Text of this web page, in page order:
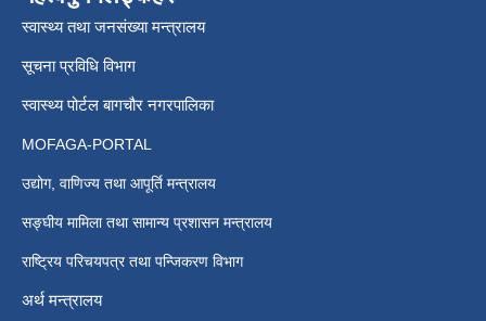
स्वास्थ्य तथा जनसंख्या मन्त्रालय
सूचना प्रविधि विभाग
स्वास्थ्य पोर्टल बागचौर नगरपालिका
MOFAGA-PORTAL
उद्योग, वाणिज्य तथा आपूर्ति मन्त्रालय
सङ्घीय मामिला तथा सामान्य प्रशासन मन्त्रालय
राष्ट्रिय परिचयपत्र तथा पन्जिकरण विभाग
अर्थ मन्त्रालय